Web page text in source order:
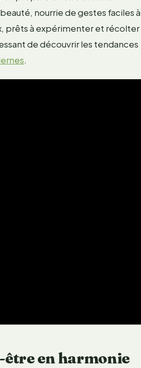
nourrie de gestes faciles à
prêts à expérimenter et récolter
de découvrir les tendances
.
être en harmonie